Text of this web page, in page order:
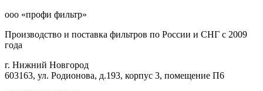
ооо «профи фильтр»
Производство и поставка фильтров по России и СНГ с 2009
года
г. Нижний Новгород
603163, ул. Родионова, д.193, корпус 3, помещение П6